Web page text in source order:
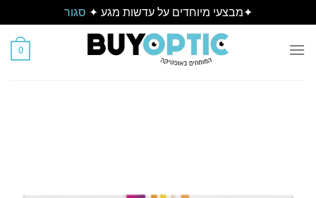
✦מבצעי מיוחדים על עדשות מגע ✦ סגור
0